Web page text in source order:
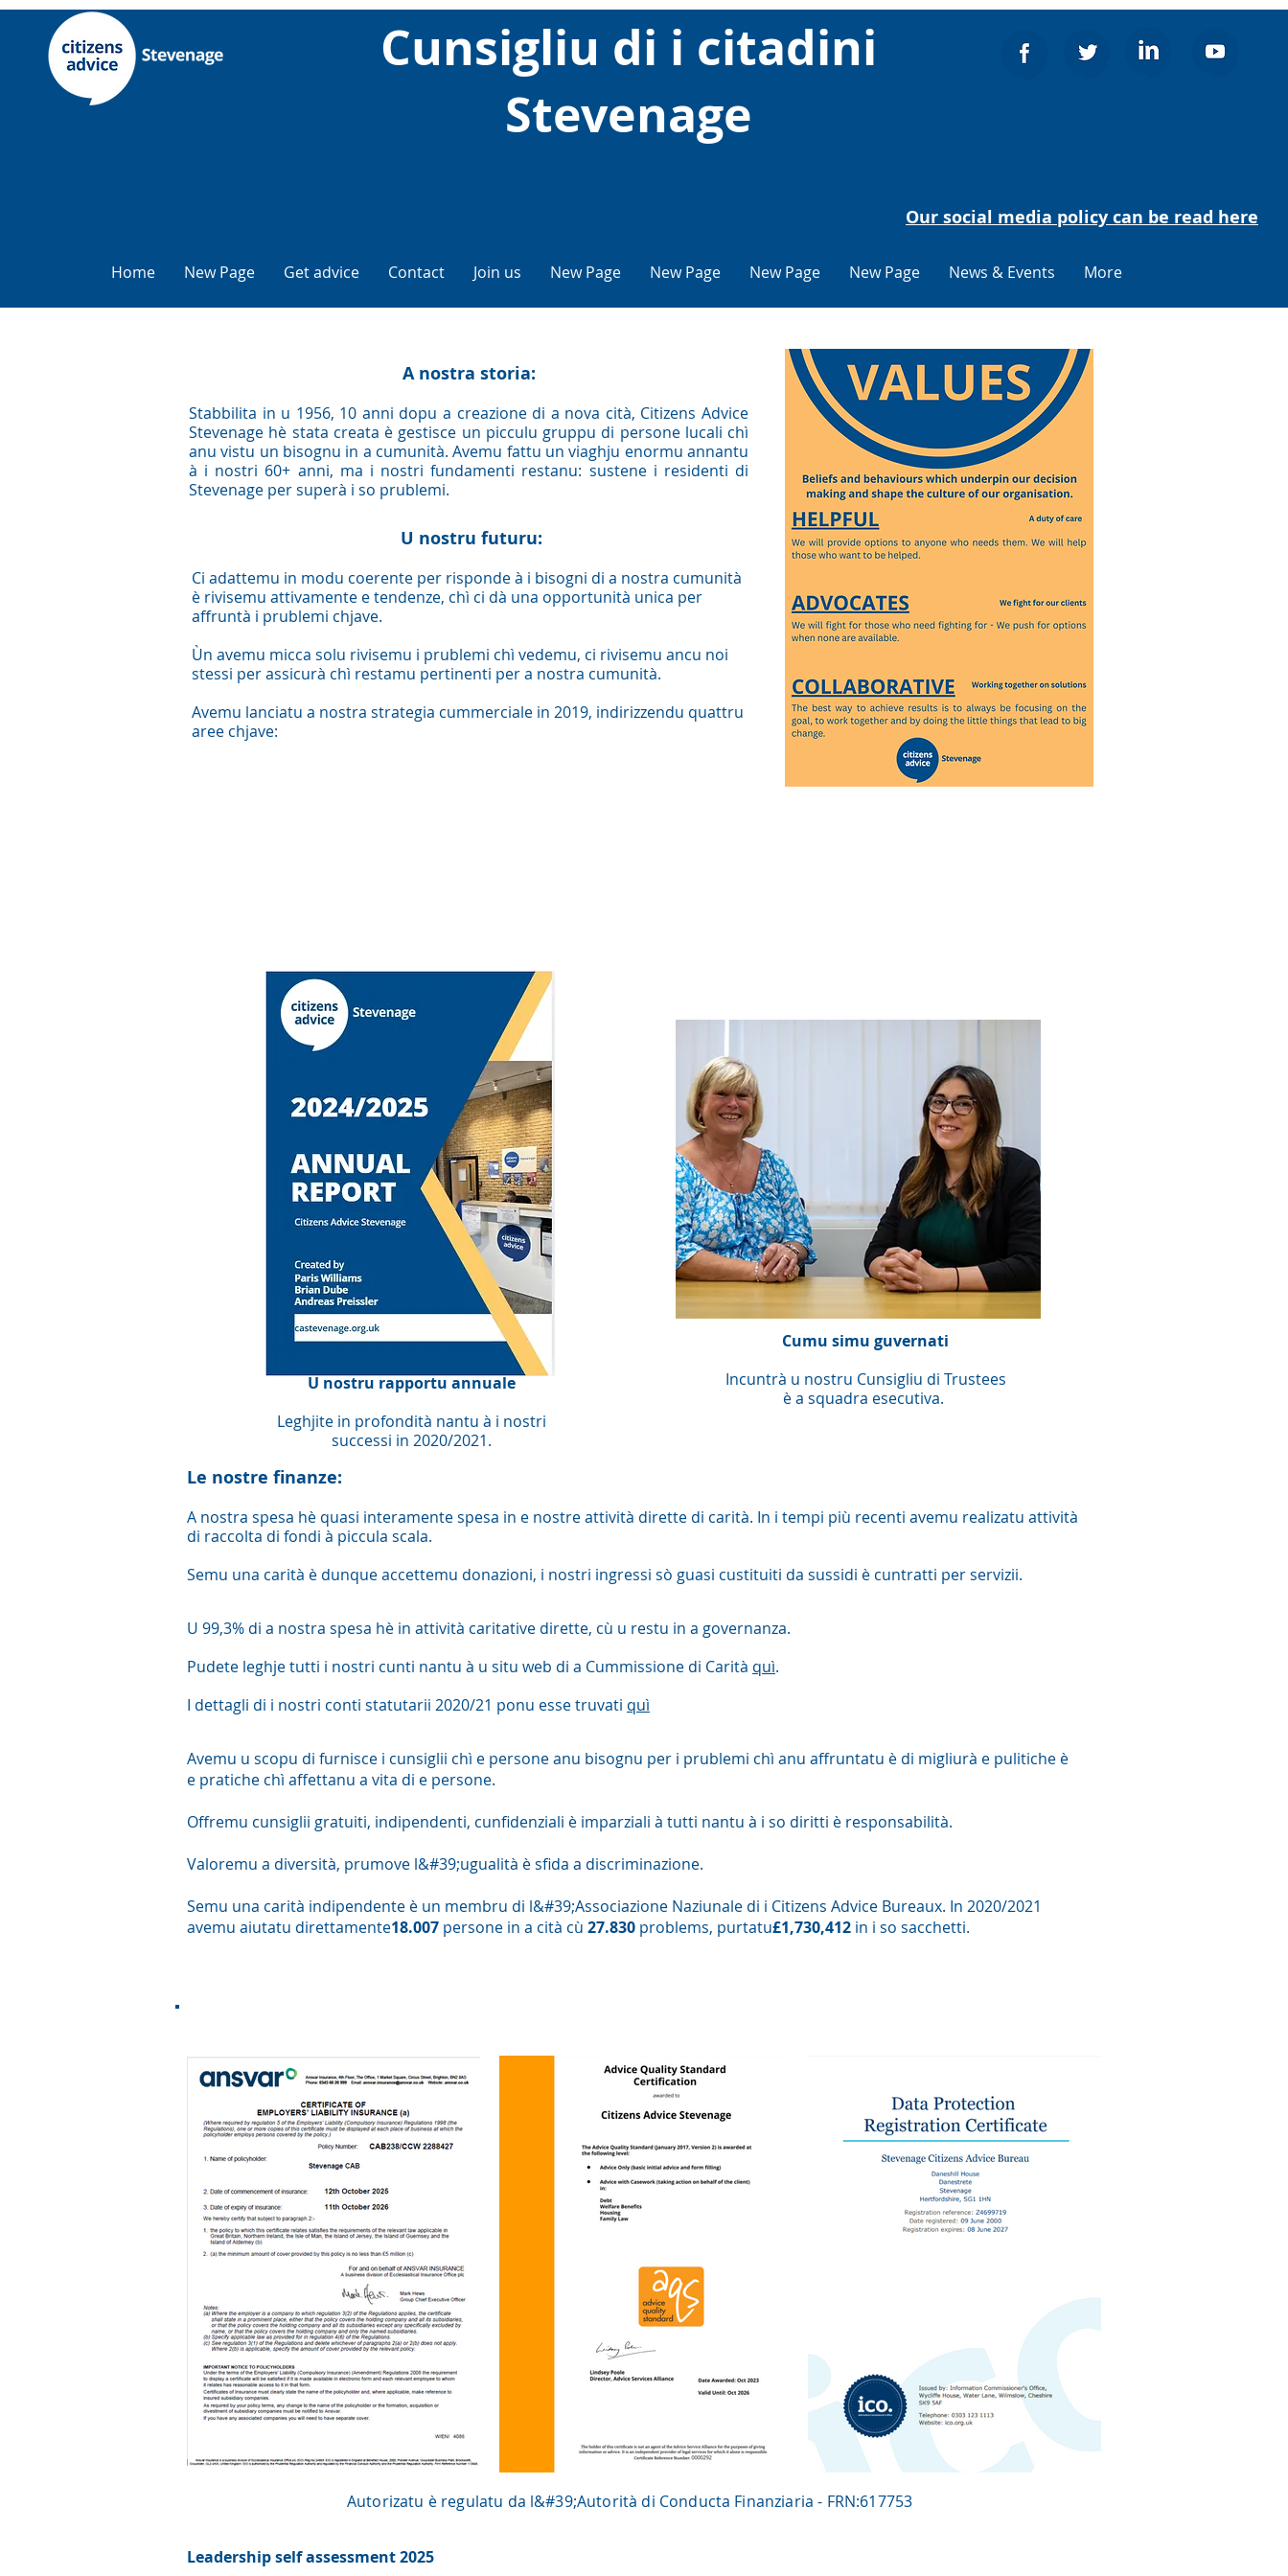
Cunsigliu di i citadini
Stevenage
Our social media policy can be read here
Home New Page Get advice Contact Join us New Page New Page New Page New Page News & Events More
A nostra storia:
Stabbilita in u 1956, 10 anni dopu a creazione di a nova cità, Citizens Advice
Stevenage hè stata creata è gestisce un picculu gruppu di persone lucali chì
anu vistu un bisognu in a cumunità. Avemu fattu un viaghju enormu annantu
à i nostri 60+ anni, ma i nostri fundamenti restanu: sustene i residenti di
Stevenage per superà i so prublemi.
U nostru futuru:
Ci adattemu in modu coerente per risponde à i bisogni di a nostra cumunità
è rivisemu attivamente e tendenze, chì ci dà una opportunità unica per
affruntà i prublemi chjave.
Ùn avemu micca solu rivisemu i prublemi chì vedemu, ci rivisemu ancu noi
stessi per assicurà chì restamu pertinenti per a nostra cumunità.
Avemu lanciatu a nostra strategia cummerciale in 2019, indirizzendu quattru
aree chjave:
U nostru rapportu annuale
Leghjite in profondità nantu à i nostri
successi in 2020/2021.
Cumu simu guvernati
Incuntrà u nostru Cunsigliu di Trustees
è a squadra esecutiva.
Le nostre finanze:
A nostra spesa hè quasi interamente spesa in e nostre attività dirette di carità. In i tempi più recenti avemu realizatu attività
di raccolta di fondi à piccula scala.
Semu una carità è dunque accettemu donazioni, i nostri ingressi sò guasi custituiti da sussidi è cuntratti per servizii.
U 99,3% di a nostra spesa hè in attività caritative dirette, cù u restu in a governanza.
Pudete leghje tutti i nostri cunti nantu à u situ web di a Cummissione di Carità quì.
I dettagli di i nostri conti statutarii 2020/21 ponu esse truvati quì
Avemu u scopu di furnisce i cunsiglii chì e persone anu bisognu per i prublemi chì anu affruntatu è di migliurà e pulitiche è
e pratiche chì affettanu a vita di e persone.
Offremu cunsiglii gratuiti, indipendenti, cunfidenziali è imparziali à tutti nantu à i so diritti è responsabilità.
Valoremu a diversità, prumove l&#39;ugualità è sfida a discriminazione.
Semu una carità indipendente è un membru di l&#39;Associazione Naziunale di i Citizens Advice Bureaux. In 2020/2021
avemu aiutatu direttamente18.007 persone in a cità cù 27.830 problems, purtatu£1,730,412 in i so sacchetti.
Autorizatu è regulatu da l&#39;Autorità di Conducta Finanziaria - FRN:617753
Leadership self assessment 2025